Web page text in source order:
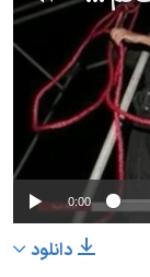
No
0:00
دانلود